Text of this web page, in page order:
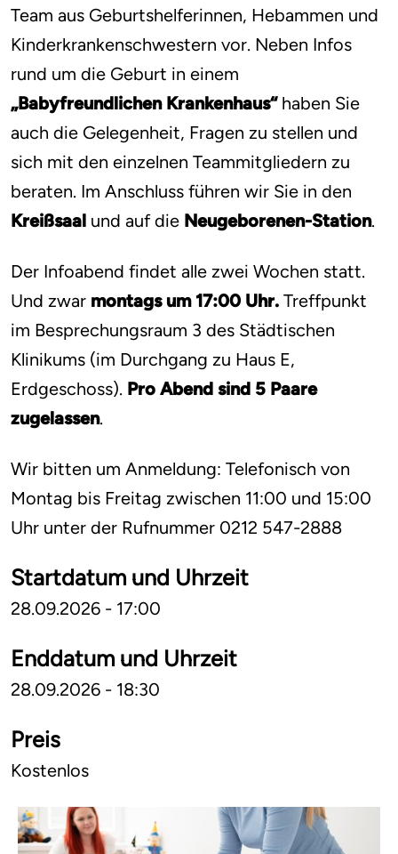
Team aus Geburtshelferinnen, Hebammen und
Kinderkrankenschwestern vor. Neben Infos
rund um die Geburt in einem
„Babyfreundlichen Krankenhaus“haben Sie
auch die Gelegenheit, Fragen zu stellen und
sich mit den einzelnen Teammitgliedern zu
beraten. Im Anschluss führen wir Sie in den
Kreißsaal und auf die Neugeborenen-Station.
Der Infoabend findet alle zwei Wochen statt.
Und zwar montags um 17:00 Uhr. Treffpunkt
im Besprechungsraum 3 des Städtischen
Klinikums (im Durchgang zu Haus E,
Erdgeschoss). Pro Abend sind 5 Paare
zugelassen.
Wir bitten um Anmeldung: Telefonisch von
Montag bis Freitag zwischen 11:00 und 15:00
Uhr unter der Rufnummer 0212 547-2888
Startdatum und Uhrzeit
28.09.2026 - 17:00
Enddatum und Uhrzeit
28.09.2026 - 18:30
Preis
Kostenlos